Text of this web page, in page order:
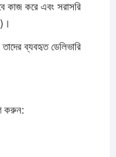
কাজ করে এবং সরাসরি
ব্যবহৃত ডেলিভারি
করুন: